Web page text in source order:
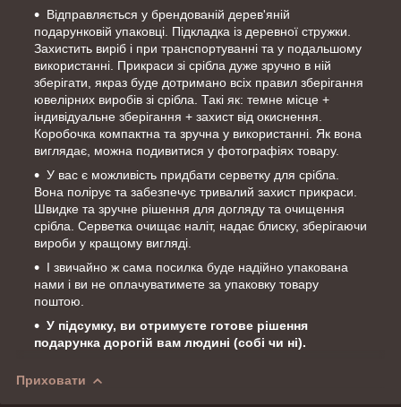
Відправляється у брендованій дерев'яній
подарунковій упаковці. Підкладка із деревної стружки.
Захистить виріб і при транспортуванні та у подальшому
використанні. Прикраси зі срібла дуже зручно в ній
зберігати, якраз буде дотримано всіх правил зберігання
ювелірних виробів зі срібла. Такі як: темне місце +
індивідуальне зберігання + захист від окиснення.
Коробочка компактна та зручна у використанні. Як вона
виглядає, можна подивитися у фотографіях товару.
У вас є можливість придбати серветку для срібла.
Вона полірує та забезпечує тривалий захист прикраси.
Швидке та зручне рішення для догляду та очищення
срібла. Серветка очищає наліт, надає блиску, зберігаючи
вироби у кращому вигляді.
І звичайно ж сама посилка буде надійно упакована
нами і ви не оплачуватимете за упаковку товару
поштою.
У підсумку, ви отримуєте готове рішення
подарунка дорогій вам людині (собі чи ні).
Приховати